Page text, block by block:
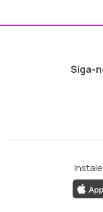
Siga-